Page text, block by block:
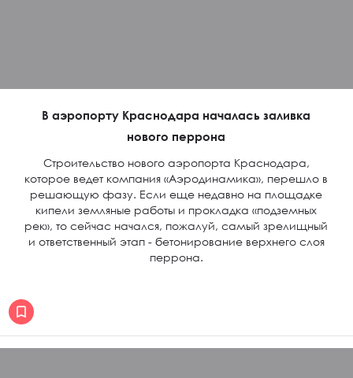
В аэропорту Краснодара началась заливка
нового перрона
Строительство нового аэропорта Краснодара,
которое ведет компания «Аэродинамика», перешло в
решающую фазу. Если еще недавно на площадке
кипели земляные работы и прокладка «подземных
рек», то сейчас начался, пожалуй, самый зрелищный
и ответственный этап - бетонирование верхнего слоя
перрона.